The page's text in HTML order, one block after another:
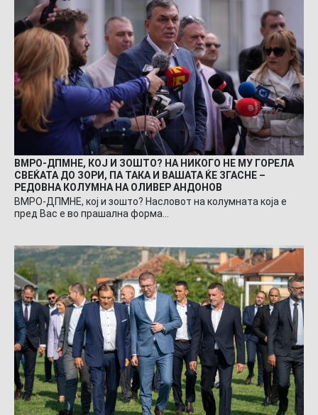
ВМРО-ДПМНЕ, КОЈ И ЗОШТО? НА НИКОГО НЕ МУ ГОРЕЛА
СВЕЌАТА ДО ЗОРИ, ПА ТАКА И ВАШАТА ЌЕ ЗГАСНЕ –
РЕДОВНА КОЛУМНА НА ОЛИВЕР АНДОНОВ
ВМРО-ДПМНЕ, кој и зошто? Насловот на колумната која е
пред Вас е во прашална форма…